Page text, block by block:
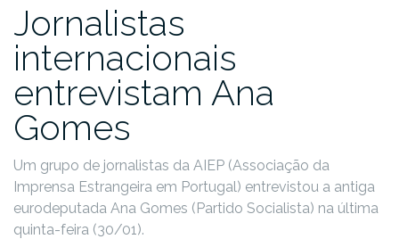
Jornalistas
internacionais
entrevistam Ana
Gomes
Um grupo de jornalistas da AIEP (Associação da
Imprensa Estrangeira em Portugal) entrevistou a antiga
eurodeputada Ana Gomes (Partido Socialista) na última
quinta-feira (30/01).